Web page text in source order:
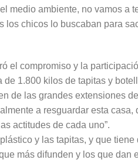
medio ambiente, no vamos a
los chicos lo buscaban para
el compromiso y la
1.800 kilos de tapitas y
de las grandes extensiones
a resguardar esta casa,
actitudes de cada uno”.
y las tapitas, y que tiene
más difunden y los que dan